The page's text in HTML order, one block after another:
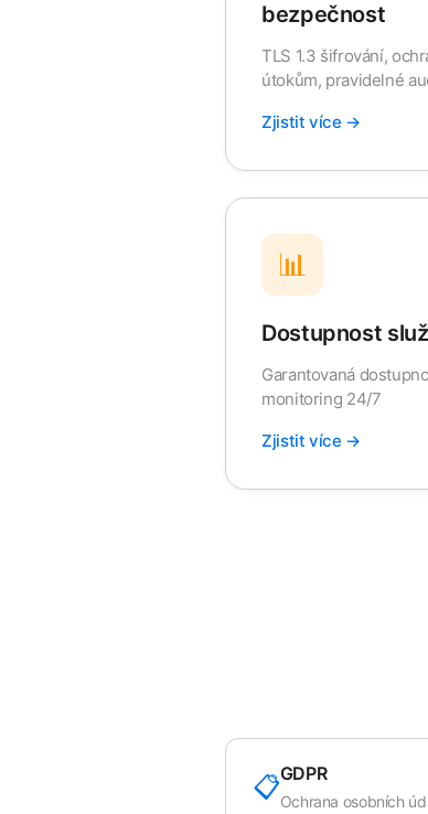
bezpečnost
TLS 1.3 šifrování,
útokům, pravidelné
Zjistit více →
📊
Dostupnost
Garantovaná
monitoring 24/7
Zjistit více →
📋GDPR
Ochrana osobních